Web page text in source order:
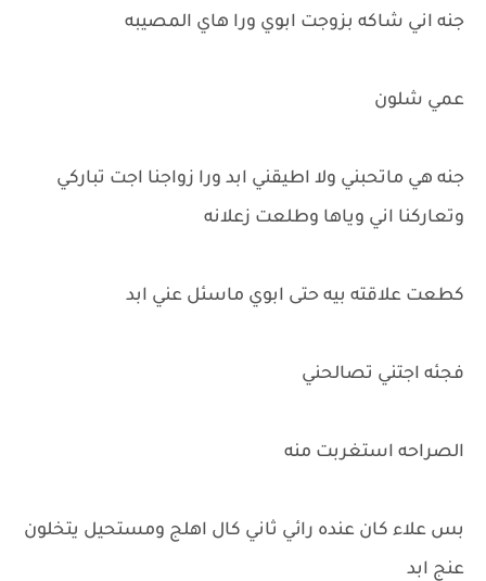
جنه اني شاكه بزوجت ابوي ورا هاي المصيبه
عمي شلون
جنه هي ماتحبني ولا اطيقني ابد ورا زواجنا اجت تباركي
وتعاركنا اني وياها وطلعت زعلانه
كطعت علاقته بيه حتى ابوي ماسئل عني ابد
فجئه اجتني تصالحني
الصراحه استغربت منه
بس علاء كان عنده رائي ثاني كال اهلج ومستحيل يتخلون
عنج ابد